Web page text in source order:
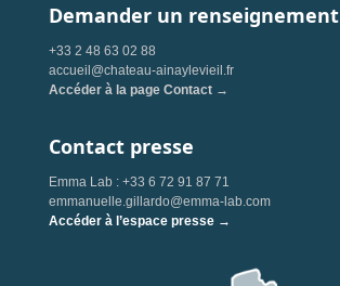
Demander un renseignement
+33 2 48 63 02 88
accueil@chateau-ainaylevieil.fr
Accéder à la page Contact →
Contact presse
Emma Lab : +33 6 72 91 87 71
emmanuelle.gillardo@emma-lab.com
Accéder à l’espace presse →